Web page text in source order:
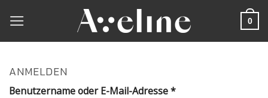
content
0
ANMELDEN
Benutzername oder E-Mail-Adresse*